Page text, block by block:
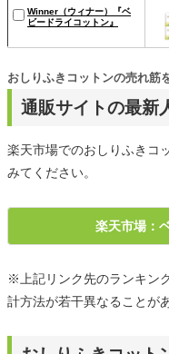
Winner（ウィナー）『ベ
ビードライコットン』
通販サイトの最新
おしりふきコットンの売れ筋
楽天市場でのおしりふきコ
みてください。
楽天市場：
※上記リンク先のランキン
計方法が若干異なることが